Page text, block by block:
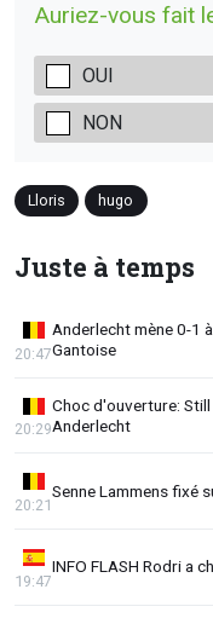
Auriez-vous fait
OUI
NON
Lloris hugo
Juste à temps
Anderlecht mène 0-1
Gantoise
20:47
Choc d'ouverture:
Anderlecht
20:29
Senne Lammens fixé
20:21
INFO FLASH Rodri a
19:47